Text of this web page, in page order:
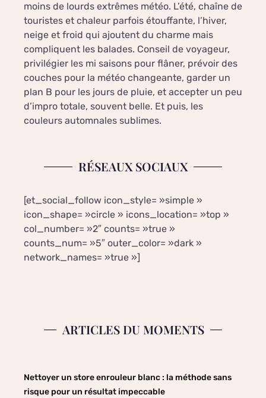
moins de lourds extrêmes météo. L’été, chaîne de
touristes et chaleur parfois étouffante, l’hiver,
neige et froid qui ajoutent du charme mais
compliquent les balades. Conseil de voyageur,
privilégier les mi saisons pour flâner, prévoir des
couches pour la météo changeante, garder un
plan B pour les jours de pluie, et accepter un peu
d’impro totale, souvent belle. Et puis, les
couleurs automnales sublimes.
RÉSEAUX SOCIAUX
[et_social_follow icon_style= »simple »
icon_shape= »circle » icons_location= »top »
col_number= »2″ counts= »true »
counts_num= »5″ outer_color= »dark »
network_names= »true »]
ARTICLES DU MOMENTS
Nettoyer un store enrouleur blanc : la méthode sans
risque pour un résultat impeccable